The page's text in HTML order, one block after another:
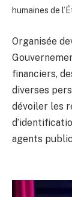
humaines de
Organisée
financiers,
diverses
dévoiler les
agents